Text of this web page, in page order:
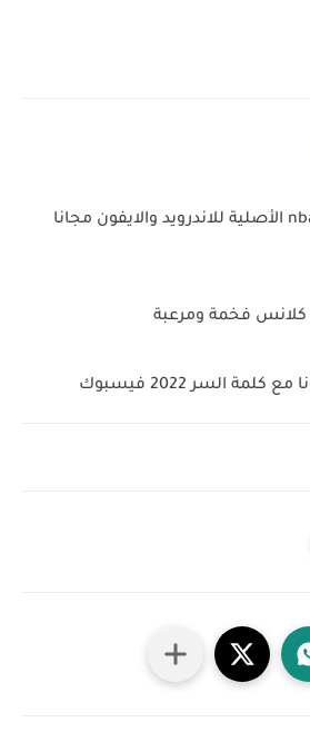
تحميل لعبة nba2k23 الأصلية للاندرويد والايفون مجانا
فخمة ومرعبة
السر 2022 فيسبوك